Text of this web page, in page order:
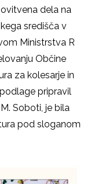
dela na
središča v
Ministrstva R
Občine
za kolesarje in
pripravil
Soboti, je bila
pod sloganom